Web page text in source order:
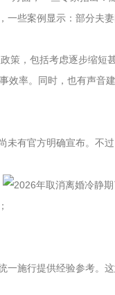
些案例显示：部分夫
策，包括考虑逐步缩
效率。同时，也有声音
未有官方明确宣布。不
施行提供经验参考。